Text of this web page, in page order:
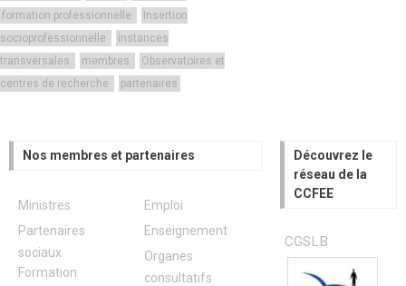
formation professionnelle
Insertion
socioprofessionnelle
instances
transversales
membres
Observatoires et
centres de recherche
partenaires
Nos membres et partenaires
Ministres
Partenaires
sociaux
Formation
Emploi
Enseignement
Organes
consultatifs
Découvrez le
réseau de la
CCFEE
CGSLB